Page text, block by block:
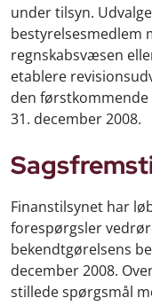
under tilsyn.
bestyrelsesmedlem
regnskabsvæsen
etablere
den
31. december 2008.
Finanstilsynet har
forespørgsler
bekendtgørelsens
december 2008.
stillede spørgsmål